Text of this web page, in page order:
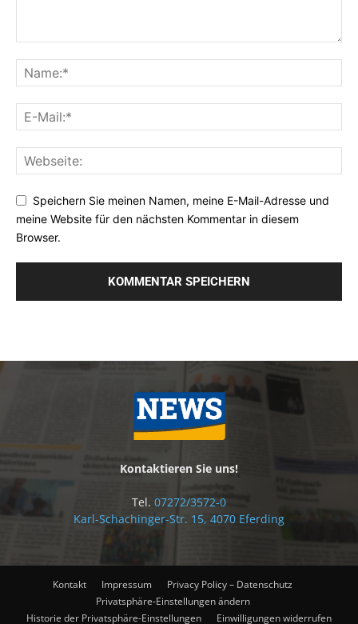
Speichern Sie meinen Namen, meine E-Mail-Adresse und
meine Website für den nächsten Kommentar in diesem
Browser.
Kontaktieren Sie uns!
Tel. 07272/3572-0
Karl-Schachinger-Str. 15, 4070 Eferding
Kontakt Impressum
Privacy Policy – Datenschutz
Privatsphäre-Einstellungen ändern
Historie der Privatsphäre-Einstellungen
Einwilligungen widerrufen